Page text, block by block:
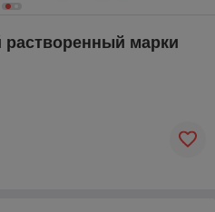
растворенный марки